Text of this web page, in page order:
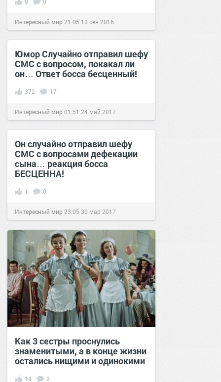
Интересный мир 21:05 13 сен 2016
Юмор Случайно отправил шефу
СМС с вопросом, покакал ли
он… Ответ босса бесценный!
372 17
Интересный мир01:51 24 май 2017
Он случайно отправил шефу
СМС с вопросами дефекации
сына… реакция босса
БЕСЦЕННА!
1 0
Интересный мир 23:05 30 мар 2017
Как 3 сестры проснулись
знаменитыми, а в конце жизни
остались нищими и одинокими
14 2